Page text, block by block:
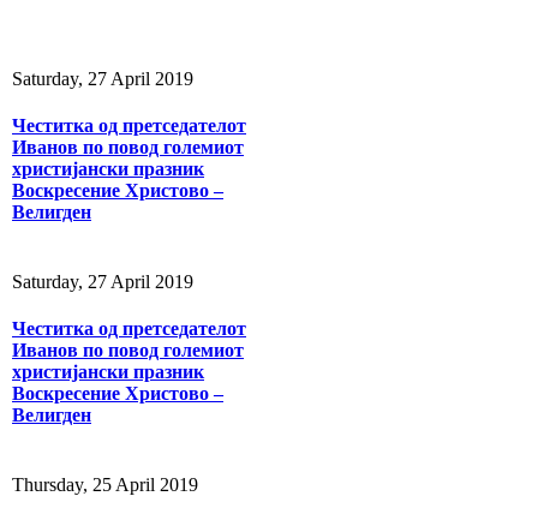
Saturday, 27 April 2019
Честитка од претседателот
Иванов по повод големиот
христијански празник
Воскресение Христово –
Велигден
Saturday, 27 April 2019
Честитка од претседателот
Иванов по повод големиот
христијански празник
Воскресение Христово –
Велигден
Thursday, 25 April 2019